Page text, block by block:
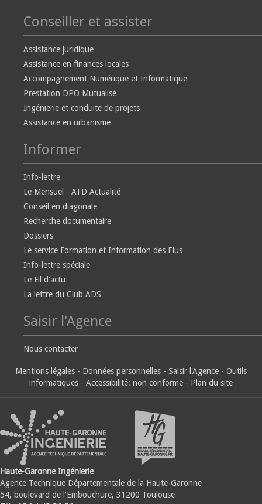
Conseiller et assister
Assistance juridique
Assistance en finances locales
Accompagnement Numérique et Informatique
Prestation DPO Mutualisé
Ingénierie et conduite de projets
Assistance en urbanisme
Informer
Info-lettre
Le Mensuel - ATD Actualité
Conseil en diagonale
Recherche documentaire
Dossiers
Le service Formation et Information des Elus
Info-lettre spéciale
Le Fil d'actu
La lettre du Club ADS
Saisir l'Agence
Nous contacter
Mentions légales - Données personnelles - Saisir l'Agence - Outils
informatiques - Accessibilité: non conforme - Plan du site
Haute-Garonne Ingénierie
Agence Technique Départementale de la Haute-Garonne
54, boulevard de l'Embouchure, 31200 Toulouse